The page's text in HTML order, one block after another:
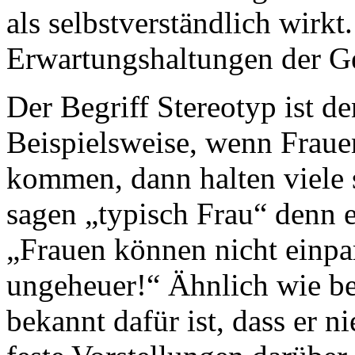
als selbstverständlich
Erwartungshaltungen der
Der Begriff Stereotyp ist
Beispielsweise, wenn
kommen, dann halten
sagen „typisch Frau“
„Frauen können nicht
ungeheuer!“ Ähnlich wie
bekannt dafür ist, dass er